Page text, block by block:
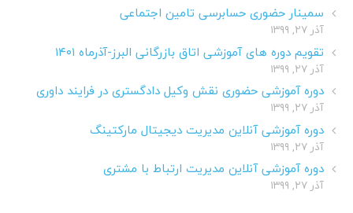
سمینار حضوری حسابرسی تامین اجتماعی
آذر ۲۷, ۱۳۹۹
تقویم دوره های آموزشی اتاق بازرگانی البرز-آذرماه ۱۴۰۱
آذر ۲۷, ۱۳۹۹
دوره آموزشی حضوری نقش وکیل دادگستری در فرایند داوری
آذر ۲۷, ۱۳۹۹
دوره آموزشی آنلاین مدیریت دیجیتال مارکتینگ
آذر ۲۷, ۱۳۹۹
دوره آموزشی آنلاین مدیریت ارتباط با مشتری
آذر ۲۷, ۱۳۹۹